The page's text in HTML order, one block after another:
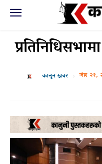
कानून खबर जेष्ठ २१,